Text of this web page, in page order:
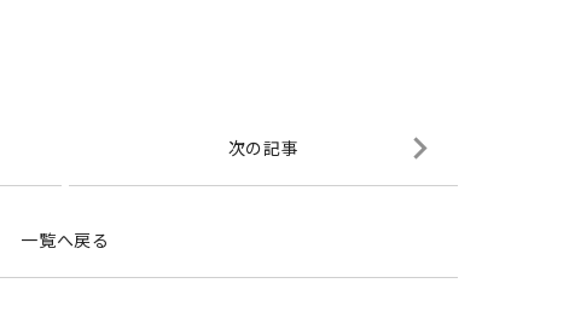
次の記事
一覧へ戻る